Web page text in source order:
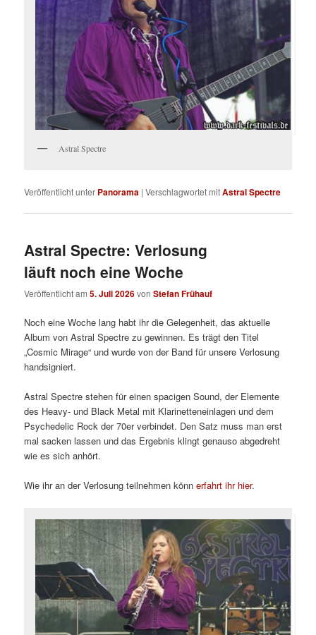
Astral Spectre
Veröffentlicht unter Panorama |Verschlagwortet mitAstral Spectre
Astral Spectre: Verlosung
läuft noch eine Woche
Veröffentlicht am5. Juli 2026vonStefan Frühauf
Noch eine Woche lang habt ihr die Gelegenheit, das aktuelle
Album von Astral Spectre zu gewinnen. Es trägt den Titel
„Cosmic Mirage“ und wurde von der Band für unsere Verlosung
handsigniert.
Astral Spectre stehen für einen spacigen Sound, der Elemente
des Heavy- und Black Metal mit Klarinetteneinlagen und dem
Psychedelic Rock der 70er verbindet. Den Satz muss man erst
mal sacken lassen und das Ergebnis klingt genauso abgedreht
wie es sich anhört.
Wie ihr an der Verlosung teilnehmen könnerfahrt ihr hier.